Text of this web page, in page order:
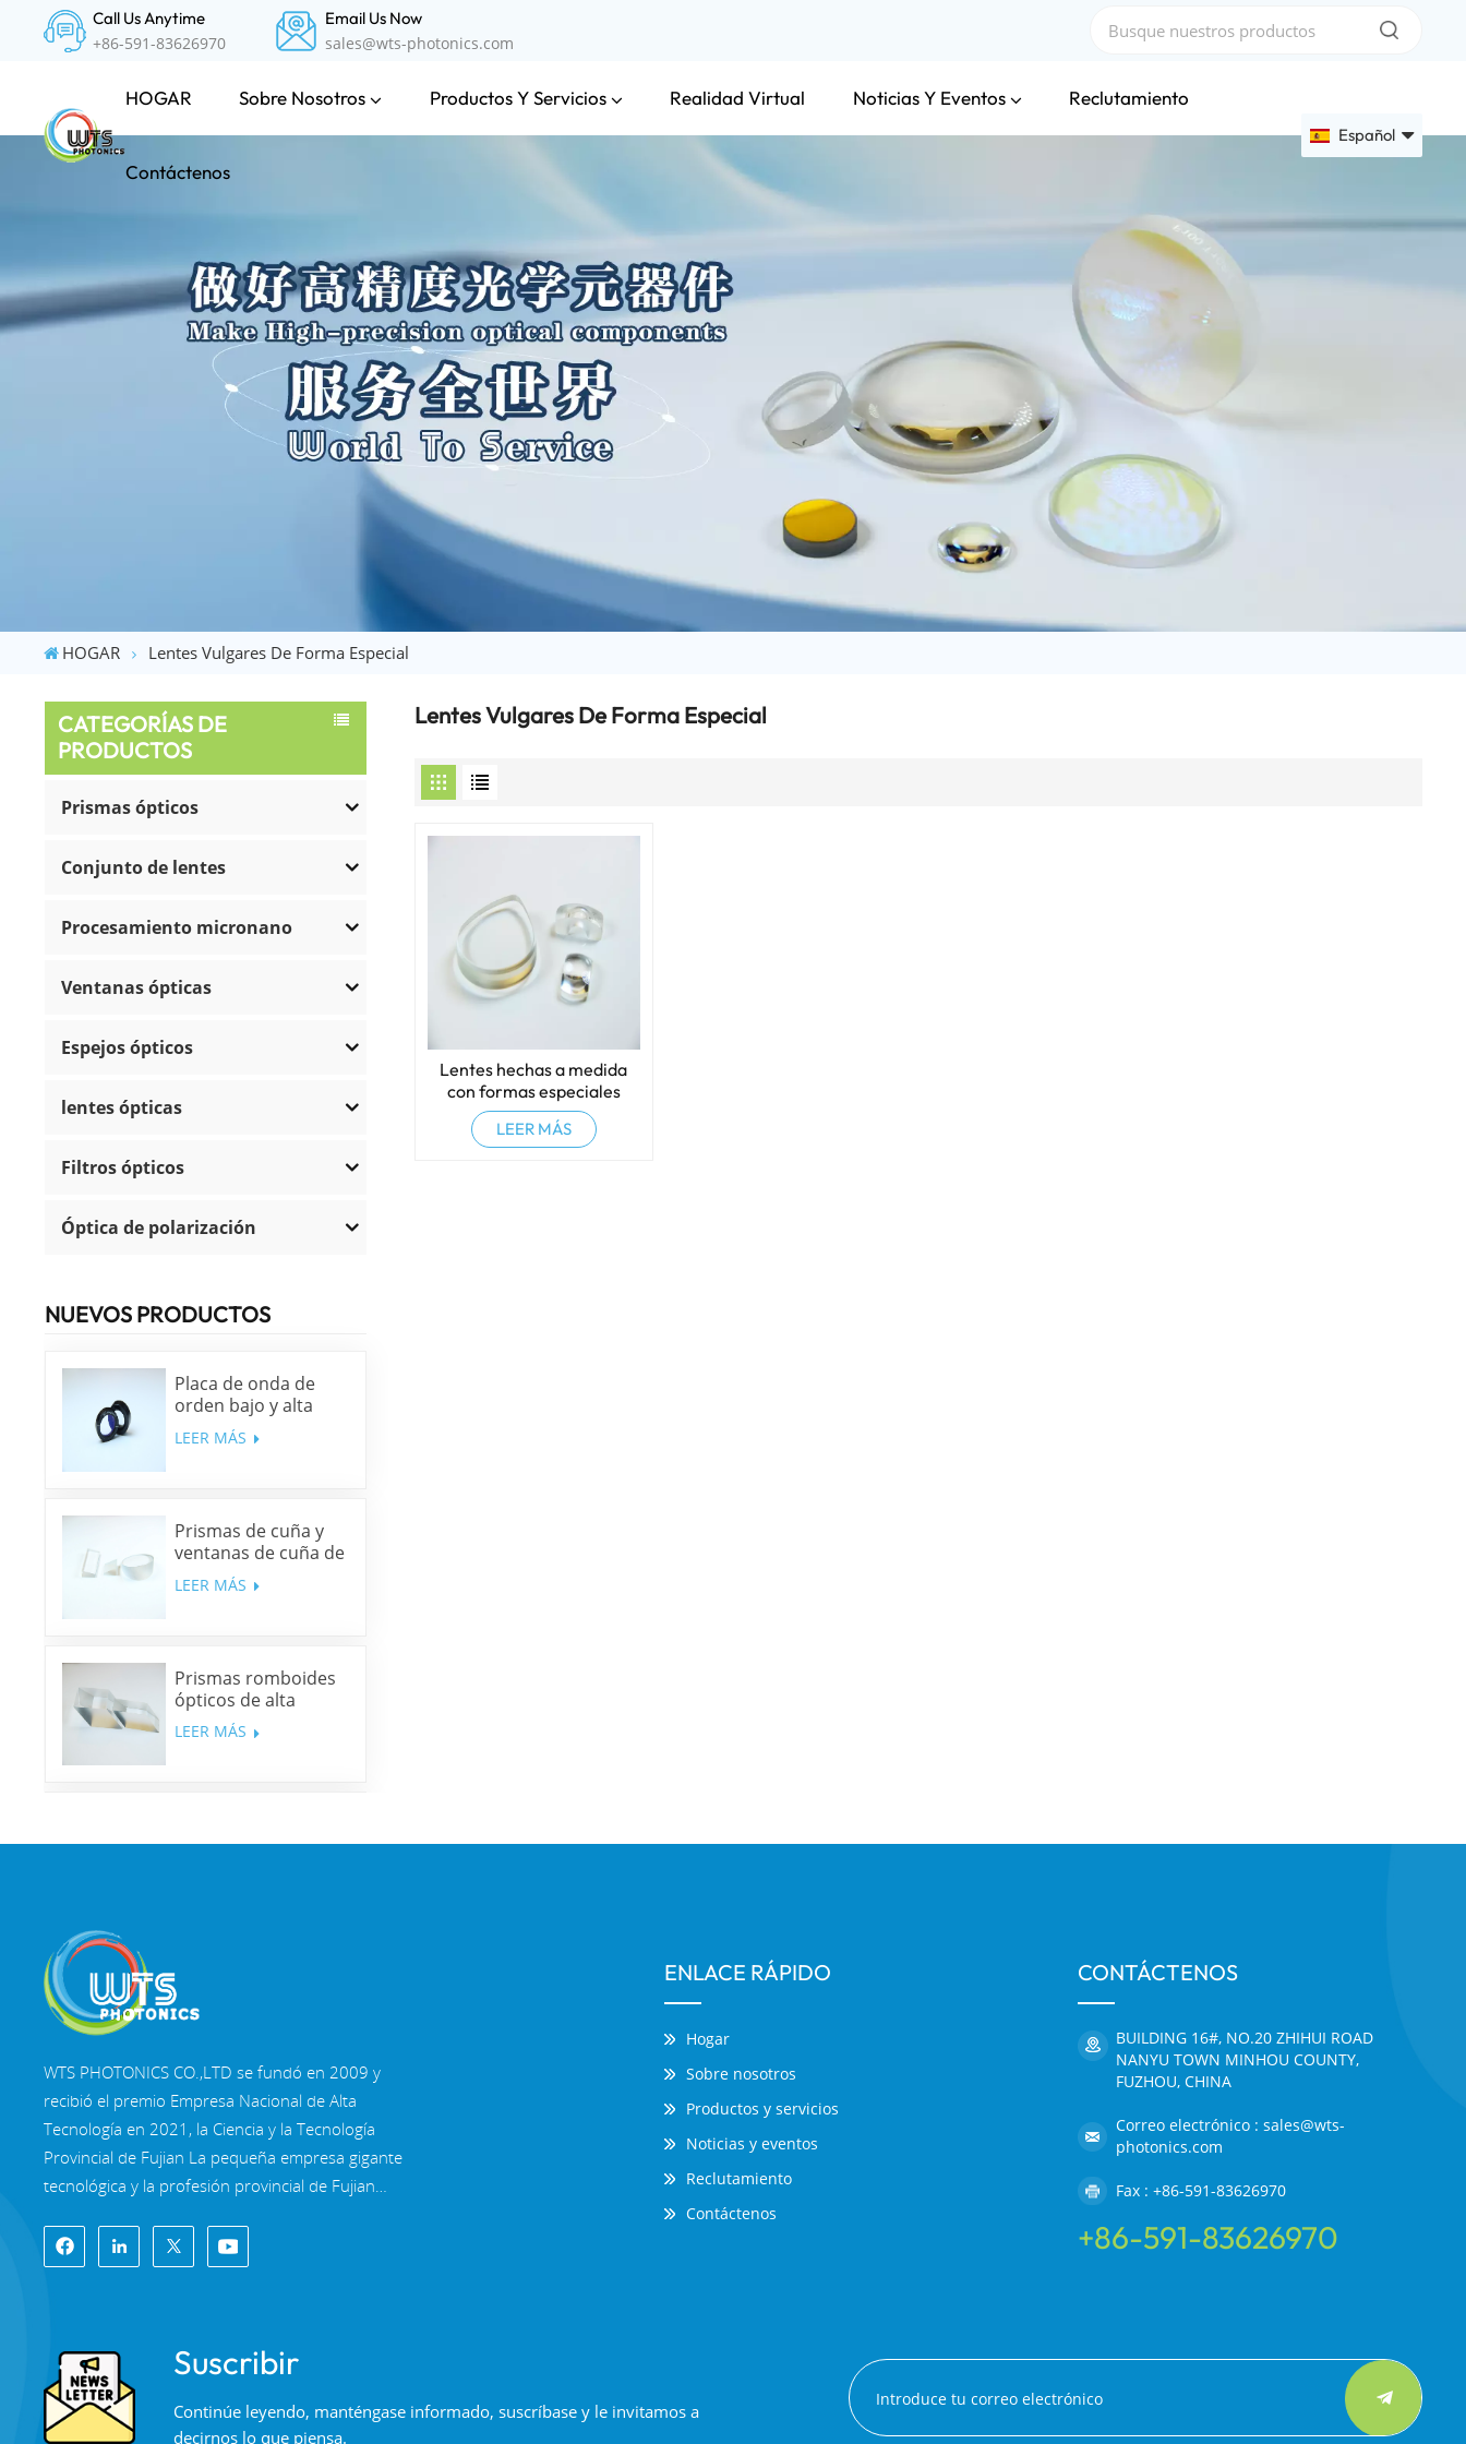
Call Us Anytime
+86-591-83626970
Email Us Now
sales@wts-photonics.com
HOGAR Sobre Nosotros Productos Y Servicios Realidad Virtual Noticias Y Eventos Reclutamiento
Contáctenos
Español
English
Français
HOGAR Lentes Vulgares De Forma Especial
CATEGORÍAS DE
PRODUCTOS
Prismas ópticos
Conjunto de lentes
Procesamiento micronano
Ventanas ópticas
Espejos ópticos
lentes ópticas
Filtros ópticos
Óptica de polarización
NUEVOS PRODUCTOS
Placa de onda de
orden bajo y alta
precisión
LEER MÁS
Prismas de cuña y
ventanas de cuña de
sílice fundida y N-
BK7
LEER MÁS
Prismas romboides
ópticos de alta
precisión
LEER MÁS
multibanda
Lentes Vulgares De Forma Especial
Lentes hechas a medida
con formas especiales
LEER MÁS
WTS PHOTONICS CO.,LTD se fundó en 2009 y
recibió el premio Empresa Nacional de Alta
Tecnología en 2021, la Ciencia y la Tecnología
Provincial de Fujian La pequeña empresa gigante
tecnológica y la profesión provincial de Fujian
en 2022. WTS se ubica en el Hermosa ciudad
costera del sureste, Fuzhou, una famosa ciudad
un grupo de personal técnico calificado y un
sistema completo de procesamiento óptico,
Sistema de recubrimiento, sistema de ensamblaje
ENLACE RÁPIDO
Hogar
Sobre nosotros
Productos y servicios
Noticias y eventos
Reclutamiento
Contáctenos
CONTÁCTENOS
BUILDING 16#, NO.20 ZHIHUI ROAD
NANYU TOWN MINHOU COUNTY,
FUZHOU, CHINA
Correo electrónico : sales@wts-
photonics.com
Fax : +86-591-83626970
+86-591-83626970
Suscribir
Continúe leyendo, manténgase informado, suscríbase y le invitamos a
decirnos lo que piensa.